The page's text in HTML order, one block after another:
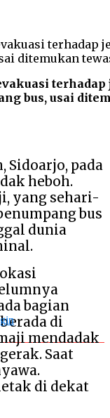
bus, usai
Sidoarjo, pada
heboh.
yang sehari-
bus
dunia
bagian
di
mendadak
Saat
di dekat